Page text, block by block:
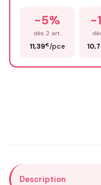
Prénom*
-5%
dès 2 art.
11,39€/pce
-
Description